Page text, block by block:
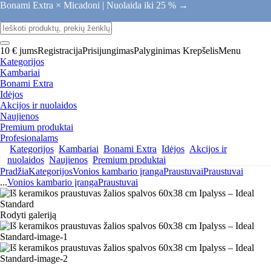
Bonami Extra × Micadoni | Nuolaida iki 25 % →
10 € jumsRegistracijaPrisijungimasPalyginimas KrepšelisMenu
Kategorijos
Kambariai
Bonami Extra
Idėjos
Akcijos ir nuolaidos
Naujienos
Premium produktai
Profesionalams
Kategorijos Kambariai Bonami Extra Idėjos Akcijos ir
nuolaidos Naujienos Premium produktai
PradžiaKategorijosVonios kambario įrangaPraustuvaiPraustuvai
...Vonios kambario įrangaPraustuvai
Rodyti galeriją